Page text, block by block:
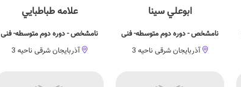
ابوعلي سينا
نامشخص - دوره دوم متوسطه- فنی
آذربایجان شرقی ناحیه 3
علامه طباطبايي
نامشخص - دوره دوم متوسطه- فنی
آذربایجان شرقی ناحیه 3